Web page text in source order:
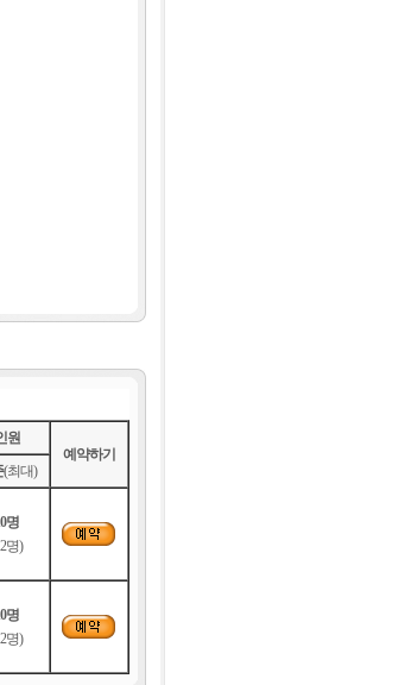
원
예약하기
(최대)
명
명)
명
명)